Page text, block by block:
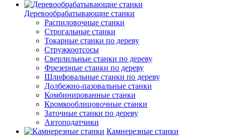
Деревообрабатывающие станки
Распиловочные станки
Строгальные станки
Токарные станки по дереву
Стружкоотсосы
Сверлильные станки по дереву
Фрезерные станки по дереву
Шлифовальные станки по дереву
Долбежно-пазовальные станки
Комбинированные станки
Кромкооблицовочные станки
Заточные станки по дереву
Автоподатчики
Камнерезные станки